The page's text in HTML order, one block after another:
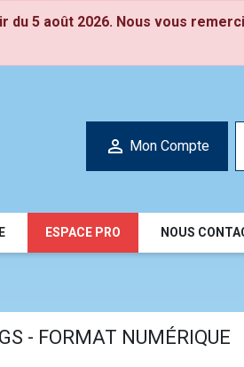
du 5 août 2026. Nous vous
 Mon Compte
ESPACE PRO NOUS
- FORMAT NUMÉRIQUE